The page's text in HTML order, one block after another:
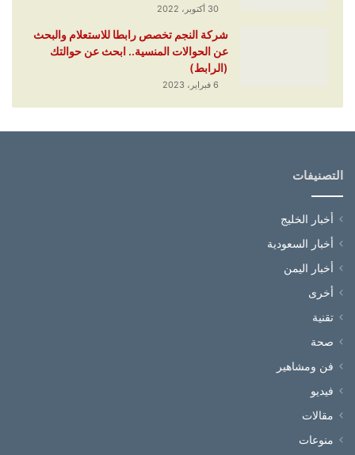
30 أكتوبر، 2022
شركة النجم تخصص رابطا للاستعلام والبحث
عن الحوالات المنسية.. ابحث عن حوالتك
(الرابط)
6 فبراير، 2023
التصنيفات
أخبار الخليج
أخبار السعودية
أخبار اليمن
أخرى
تقنية
صحة
فن ومشاهير
فيديو
مقالات
منوعات